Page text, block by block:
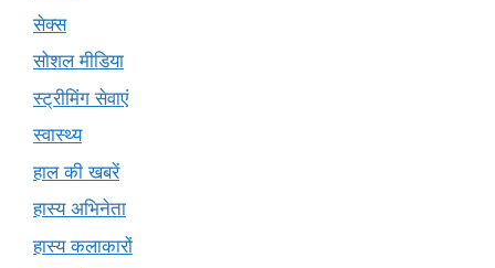
सेक्स
सोशल मीडिया
स्ट्रीमिंग सेवाएं
स्वास्थ्य
हाल की खबरें
हास्य अभिनेता
हास्य कलाकारों